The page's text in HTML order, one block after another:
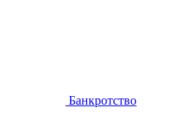
Банкротство